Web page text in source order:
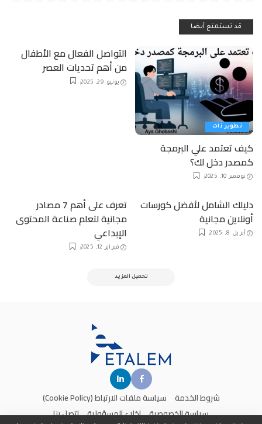
قد تستمتع أيضا
تطوير ذات
كيف تعتمد علي البرمجة
كمصدر دخل لك؟
نوفمبر 10, 2025
التواصل الفعال مع الأطفال
من أهم تحديات العصر
يونيو 29, 2025
دليلك الشامل لأفضل كورسات
أونلاين مجانية
أبريل 8, 2025
تعرف على أهم 7 مصادر
مجانية لتعلم صناعة المحتوى
الإبداعي
فبراير 12, 2025
تحميل المزيد
شروط الخدمة سياسة ملفات الارتباط (Cookie Policy)
سياسة الخصوصية إخلاء المسؤولية اتصل بنا